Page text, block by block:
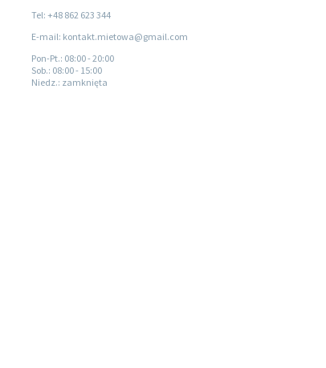
Tel: +48 862 623 344
E-mail: kontakt.mietowa@gmail.com
Pon-Pt.: 08:00 - 20:00
Sob.: 08:00 - 15:00
Niedz.: zamknięta